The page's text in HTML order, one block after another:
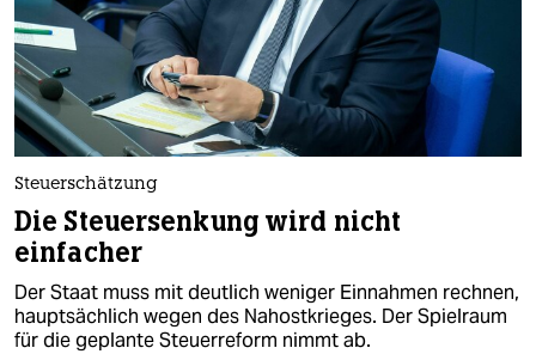
Steuerschätzung
Die Steuersenkung wird nicht
einfacher
Der Staat muss mit deutlich weniger Einnahmen rechnen,
hauptsächlich wegen des Nahostkrieges. Der Spielraum
für die geplante Steuerreform nimmt ab.